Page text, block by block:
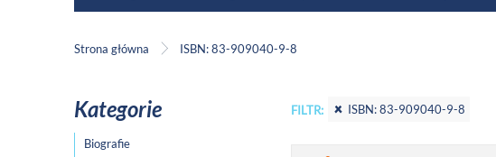
Strona główna ISBN: 83-909040-9-8
Kategorie
Biografie
FILTR: ISBN: 83-909040-9-8